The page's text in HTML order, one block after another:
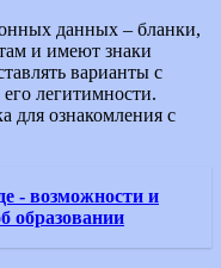
данных – бланки,
и имеют знаки
варианты с
легитимности.
для ознакомления с
- возможности и
образовании